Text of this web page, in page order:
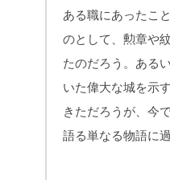
ある職にあったこ
のとして、勲章や
たのだろう。ある
いた偉大な城を示
きただろうが、今
語る単なる物語に過